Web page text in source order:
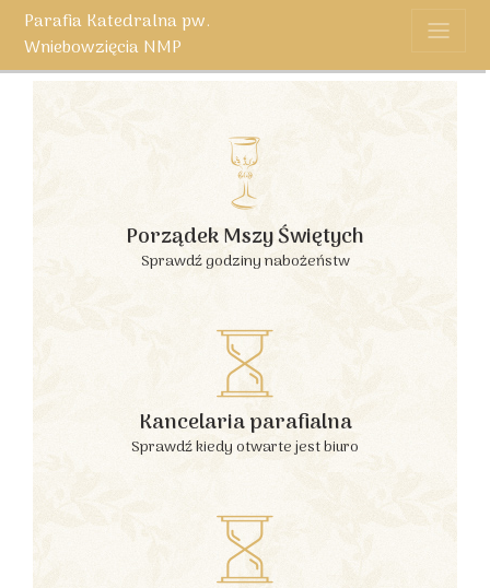
Parafia Katedralna pw.
Wniebowzięcia NMP
Porządek Mszy Świętych
Sprawdź godziny nabożeństw
Kancelaria parafialna
Sprawdź kiedy otwarte jest biuro